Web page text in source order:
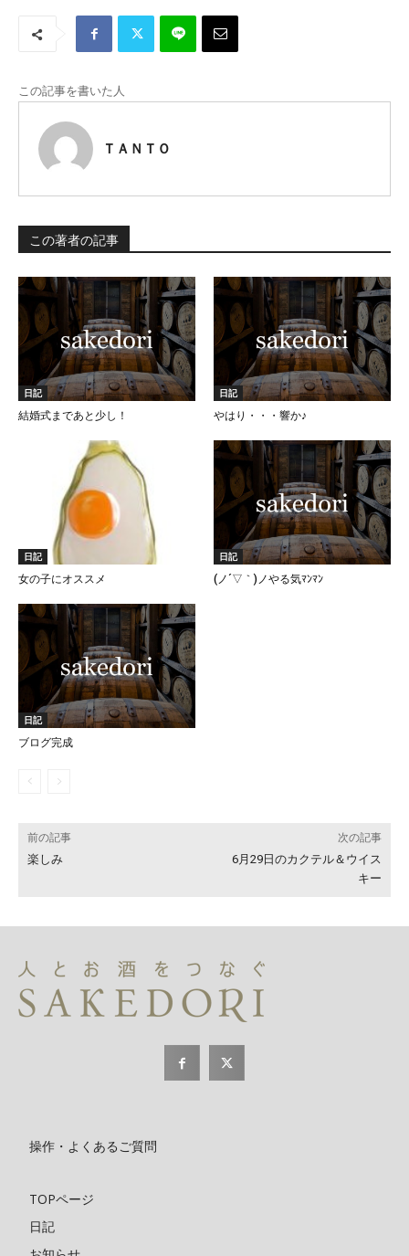
この記事を書いた人
ＴＡＮＴＯ
この著者の記事
日記
結婚式まであと少し！
日記
やはり・・・響か♪
日記
女の子にオススメ
日記
(ノ´▽｀)ノやる気ﾏﾝﾏﾝ
日記
ブログ完成
前の記事
楽しみ
次の記事
6月29日のカクテル＆ウイス
キー
操作・よくあるご質問
TOPページ
日記